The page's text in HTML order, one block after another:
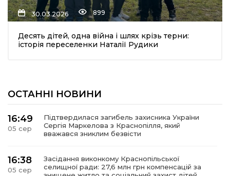
30.03.2026 899
Десять дітей, одна війна і шлях крізь терни:
історія переселенки Наталії Рудики
ОСТАННІ НОВИНИ
16:49
05 сер
Підтвердилася загибель захисника України
Сергія Маркелова з Краснопілля, який
вважався зниклим безвісти
16:38
05 сер
Засідання виконкому Краснопільської
селищної ради: 27,6 млн грн компенсацій за